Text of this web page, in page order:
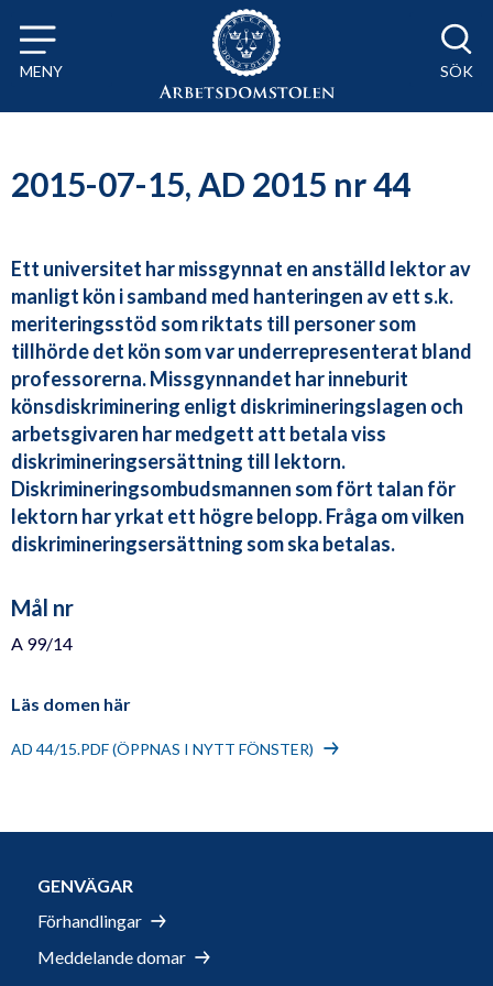
Till innehåll på sidan x
MENY SÖK
2015-07-15, AD 2015 nr 44
Ett universitet har missgynnat en anställd lektor av
manligt kön i samband med hanteringen av ett s.k.
meriteringsstöd som riktats till personer som
tillhörde det kön som var underrepresenterat bland
professorerna. Missgynnandet har inneburit
könsdiskriminering enligt diskrimineringslagen och
arbetsgivaren har medgett att betala viss
diskrimineringsersättning till lektorn.
Diskrimineringsombudsmannen som fört talan för
lektorn har yrkat ett högre belopp. Fråga om vilken
diskrimineringsersättning som ska betalas.
Mål nr
A 99/14
Läs domen här
AD 44/15.PDF (ÖPPNAS I NYTT FÖNSTER)
GENVÄGAR
Förhandlingar
Meddelande domar